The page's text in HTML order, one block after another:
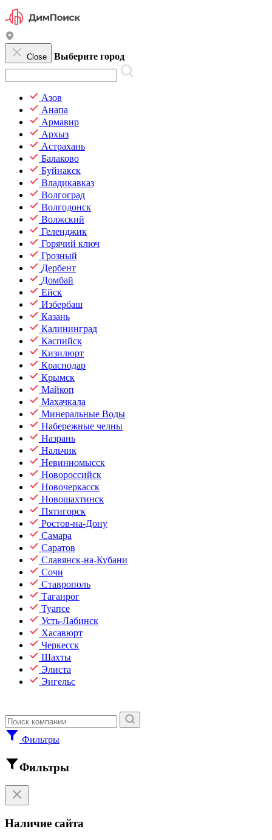
Close Выберите город
Азов
Анапа
Армавир
Архыз
Астрахань
Балаково
Буйнакск
Владикавказ
Волгоград
Волгодонск
Волжский
Геленджик
Горячий ключ
Грозный
Дербент
Домбай
Ейск
Избербаш
Казань
Калининград
Каспийск
Кизилюрт
Краснодар
Крымск
Майкоп
Махачкала
Минеральные Воды
Набережные челны
Назрань
Нальчик
Невинномысск
Новороссийск
Новочеркасск
Новошахтинск
Пятигорск
Ростов-на-Дону
Самара
Саратов
Славянск-на-Кубани
Сочи
Ставрополь
Таганрог
Туапсе
Усть-Лабинск
Хасавюрт
Черкесск
Шахты
Элиста
Энгельс
Фильтры
Фильтры
Наличие сайта